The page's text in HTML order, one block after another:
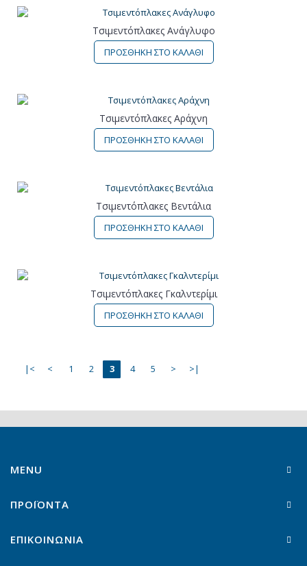
Τσιμεντόπλακες Ανάγλυφο
ΠΡΟΣΘΗΚΗ ΣΤΟ ΚΑΛΑΘΙ
Τσιμεντόπλακες Αράχνη
ΠΡΟΣΘΗΚΗ ΣΤΟ ΚΑΛΑΘΙ
Τσιμεντόπλακες Βεντάλια
ΠΡΟΣΘΗΚΗ ΣΤΟ ΚΑΛΑΘΙ
Τσιμεντόπλακες Γκαλντερίμι
ΠΡΟΣΘΗΚΗ ΣΤΟ ΚΑΛΑΘΙ
|< < 1 2 3 4 5 > >|
MENU
ΠΡΟΪΟΝΤΑ
ΕΠΙΚΟΙΝΩΝΙΑ